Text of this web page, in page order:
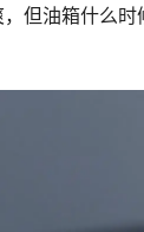
但油箱什么